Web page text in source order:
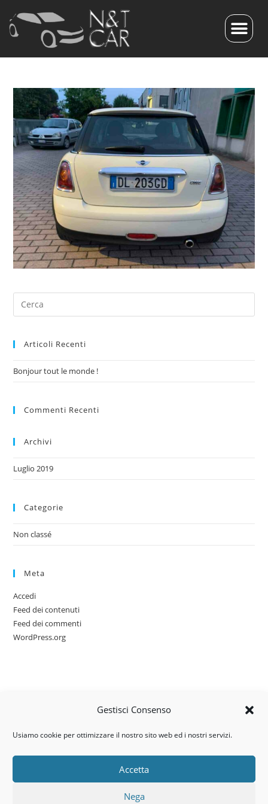
Gestisci Consenso
Usiamo cookie per ottimizzare il nostro sito web ed i nostri servizi.
Accetta
Nega
Articoli Recenti
Bonjour tout le monde !
Commenti Recenti
Archivi
Luglio 2019
Categorie
Non classé
Meta
Accedi
Feed dei contenuti
Feed dei commenti
WordPress.org
Via dell’artigianato, 14 – 31030